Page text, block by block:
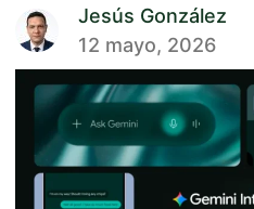
Jesús González
12 mayo, 2026